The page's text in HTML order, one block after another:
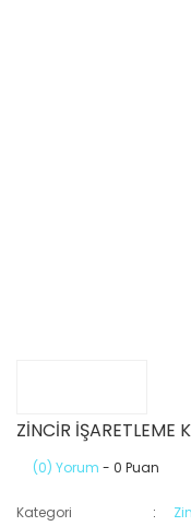
ZİNCİR
(0) Yorum - 0 Puan
Kategori